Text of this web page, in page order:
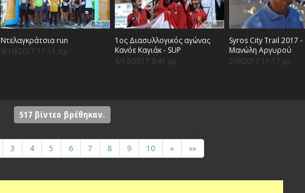
02:30
Ντελαγκράτσια run
9/10/2017 11:11 πμ
09:38
1ος Διασυλλογικός αγώνας
Κανόε Καγιάκ - SUP
8/10/2017 9:41 μμ
Syros City Trail 2017
Μανώλη Αργυρού
2/9/2017 11:17 μμ
517βίντεο βρέθηκαν.
3 4 5 6 7 8 9 10 » »»